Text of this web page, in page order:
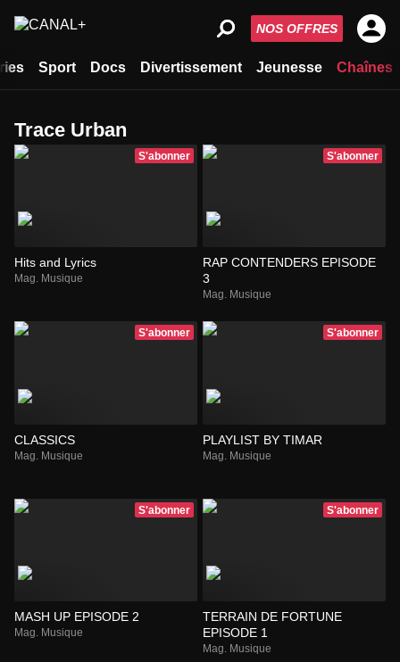
Sport Docs Divertissement Jeunesse Chaînes
NOS OFFRES
Trace Urban
S'abonner
Hits and Lyrics
Mag. Musique
S'abonner
RAP CONTENDERS EPISODE
3
Mag. Musique
S'abonner
CLASSICS
Mag. Musique
S'abonner
PLAYLIST BY TIMAR
Mag. Musique
S'abonner
MASH UP EPISODE 2
Mag. Musique
S'abonner
TERRAIN DE FORTUNE
EPISODE 1
Mag. Musique